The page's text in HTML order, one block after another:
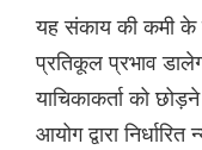
यह संकाय की कमी के
प्रतिकूल प्रभाव
याचिकाकर्ता को
आयोग द्वारा